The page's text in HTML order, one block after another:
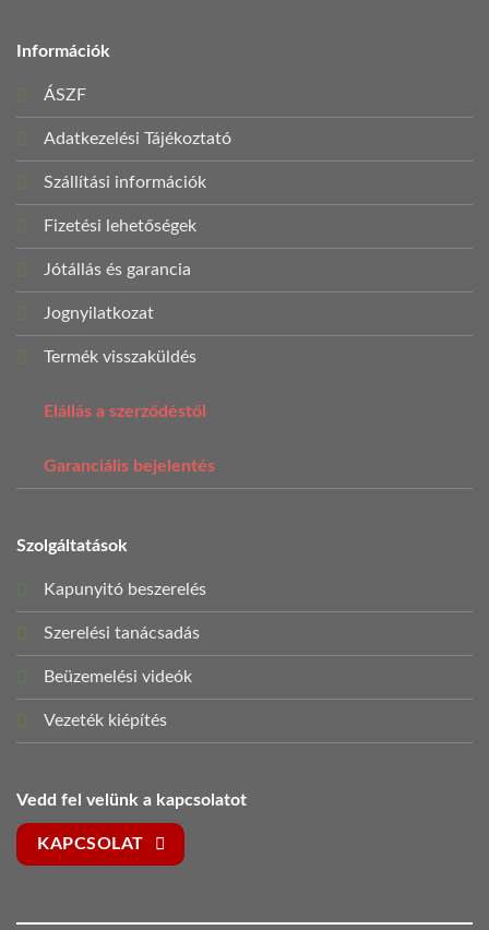
Információk
ÁSZF
Adatkezelési Tájékoztató
Szállítási információk
Fizetési lehetőségek
Jótállás és garancia
Jognyilatkozat
Termék visszaküldés
Elállás a szerződéstől
Garanciális bejelentés
Szolgáltatások
Kapunyitó beszerelés
Szerelési tanácsadás
Beüzemelési videók
Vezeték kiépítés
Vedd fel velünk a kapcsolatot
KAPCSOLAT